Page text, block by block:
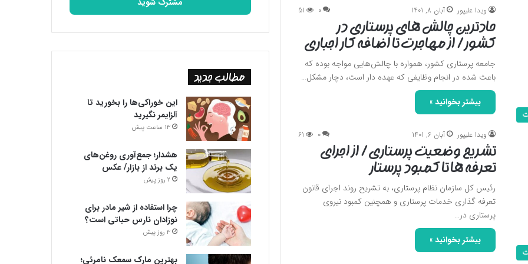
ویدا علیپور آبان 8, 1401 0
51
حادترین چالش های پرستاری در
کشور/ از مهاجرت تا اضافه کار اجباری
جامعه پرستاری کشور، همواره با چالش‌هایی مواجه بوده که
باعث شده در انجام وظایفی که عهده دار است، دچار مشکل…
بیشتر بخوانید »
ویدا علیپور آبان 6, 1401 0
61
تشریح وضعیت پرستاری/ از اجرای
تعرفه ها تا کمبود پرستار
رئیس کل سازمان نظام پرستاری، به تشریح روند اجرای قانون
تعرفه گذاری خدمات پرستاری و همچنین کمبود نیروی
پرستاری در…
بیشتر بخوانید »
وارد
مطالب جدید
این خوراکی‌ها را بخورید تا
آلزایمر نگیرید
13 ساعت پیش
هشدار؛ جمع‌آوری روغن‌های
یک برند از بازار/ عکس
2 روز پیش
چرا استفاده از شیر مادر برای
نوزادان نارس حیاتی است؟
3 روز پیش
بهترین مارک سمعک نامرئی؛